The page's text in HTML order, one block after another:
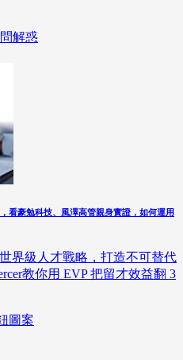
解惑
看豪勉科技、風澤高管親身實證，如何運用
界級人才戰略，打造不可替代
教你用 EVP 把留才效益翻 3